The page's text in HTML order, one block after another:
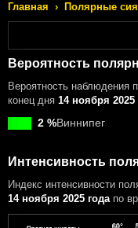
Главная › Полярные
Вероятность
Вероятность наблюдения
конец дня 14 ноября 2025
2 %Виннипег
Интенсивность
Индекс интенсивности
14 ноября 2025 годапо